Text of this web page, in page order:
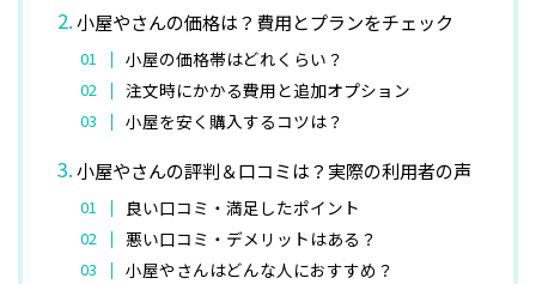
小屋やさんの価格は？費用とプランをチェック
小屋の価格帯はどれくらい？
注文時にかかる費用と追加オプション
小屋を安く購入するコツは？
小屋やさんの評判＆口コミは？実際の利用者の声
良い口コミ・満足したポイント
悪い口コミ・デメリットはある？
小屋やさんはどんな人におすすめ？